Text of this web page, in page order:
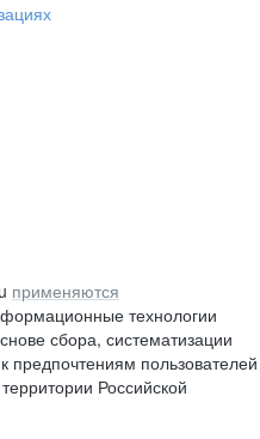
применяются
технологии
сбора, систематизации
предпочтениям пользователей
Российской